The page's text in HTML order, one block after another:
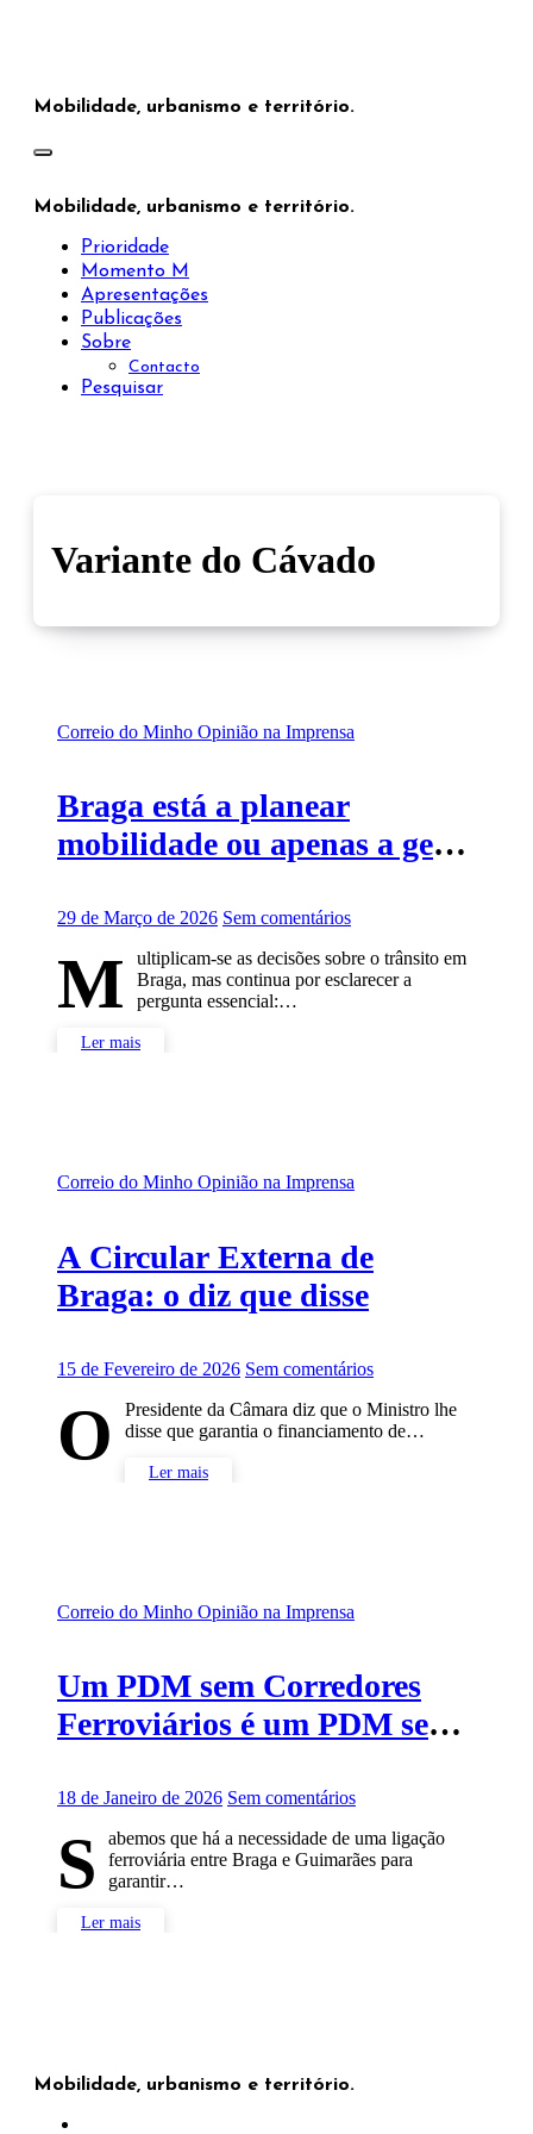
Mobilidade, urbanismo e território.
Mobilidade, urbanismo e território.
Prioridade
Momento M
Apresentações
Publicações
Sobre
Contacto
Pesquisar
Variante do Cávado
Correio do Minho Opinião na Imprensa
Braga está a planear
mobilidade ou apenas a gerir
29 de Março de 2026 Sem comentários
M
ultiplicam-se as decisões sobre o trânsito em
Braga, mas continua por esclarecer a
pergunta essencial:…
Ler mais
Correio do Minho Opinião na Imprensa
A Circular Externa de
Braga: o diz que disse
15 de Fevereiro de 2026 Sem comentários
O
Presidente da Câmara diz que o Ministro lhe
disse que garantia o financiamento de…
Ler mais
Correio do Minho Opinião na Imprensa
Um PDM sem Corredores
Ferroviários é um PDM sem
18 de Janeiro de 2026 Sem comentários
S
abemos que há a necessidade de uma ligação
ferroviária entre Braga e Guimarães para
garantir…
Ler mais
Mobilidade, urbanismo e território.